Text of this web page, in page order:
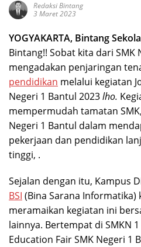
Redaksi Bintang
3 Maret 2023
YOGYAKARTA, Bintang
Bintang!! Sobat kita dari SMK
mengadakan penjaringan
pendidikan melalui kegiatan
Negeri 1 Bantul 2023lho.
mempermudah tamatan
Negeri 1 Bantul dalam
pekerjaan dan pendidikan
tinggi, .
Sejalan dengan itu, Kampus
BSI (Bina Sarana
meramaikan kegiatan ini
lainnya. Bertempat di SMKN
Education Fair SMK Negeri 1